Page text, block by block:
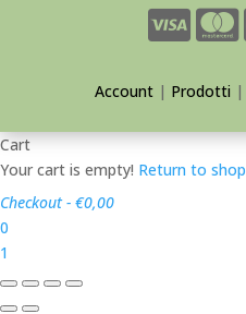
Account | Prodotti |
Cart
Your cart is empty! Return to shop
Checkout - €0,00
0
1